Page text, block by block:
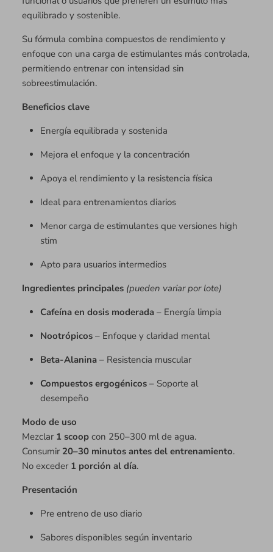
equilibrado y sostenible.
Su fórmula combina compuestos de rendimiento y
enfoque con una carga de estimulantes más controlada,
permitiendo entrenar con intensidad sin
sobreestimulación.
Beneficios clave
Energía equilibrada y sostenida
Mejora el enfoque y la concentración
Apoya el rendimiento y la resistencia física
Ideal para entrenamientos diarios
Menor carga de estimulantes que versiones high
stim
Apto para usuarios intermedios
Ingredientes principales (pueden variar por lote)
Cafeína en dosis moderada – Energía limpia
Nootrópicos – Enfoque y claridad mental
Beta-Alanina – Resistencia muscular
Compuestos ergogénicos – Soporte al
desempeño
Modo de uso
Mezclar 1 scoop con 250–300 ml de agua.
Consumir 20–30 minutos antes del entrenamiento.
No exceder 1 porción al día.
Presentación
Pre entreno de uso diario
Sabores disponibles según inventario